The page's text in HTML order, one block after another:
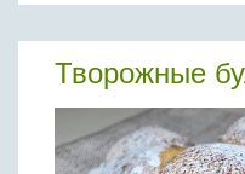
Творожные